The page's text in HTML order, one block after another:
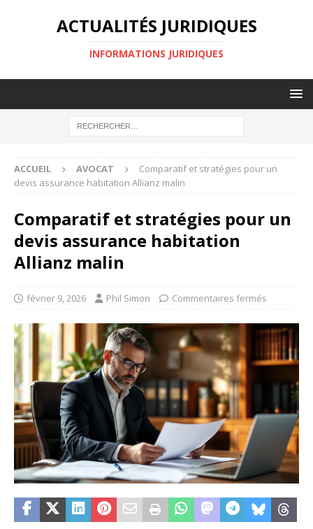
ACTUALITÉS JURIDIQUES
INFORMATIONS JURIDIQUES
ACCUEIL AVOCAT
Comparatif et stratégies pour un
devis assurance habitation Allianz malin
Comparatif et stratégies pour un
devis assurance habitation
Allianz malin
février 9, 2026 Phil Simon Commentaires fermés